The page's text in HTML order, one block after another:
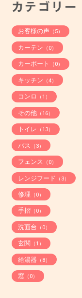
お客様の声 （5）
カーテン （0）
カーポート （0）
キッチン （4）
コンロ （1）
その他（16）
トイレ （13）
バス （3）
フェンス （0）
レンジフード （3）
修理 （0）
手摺（0）
洗面台 （0）
玄関 （1）
給湯器 （8）
窓 （0）